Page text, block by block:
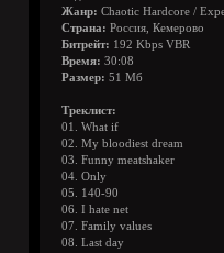
Жанр: Chaotic Hardcore /
Страна: Россия, Кемерово
Битрейт: 192 Kbps VBR
Время: 30:08
Размер: 51 Мб
Треклист:
01. What if
02. My bloodiest dream
03. Funny meatshaker
04. Only
05. 140-90
06. I hate net
07. Family values
08. Last day